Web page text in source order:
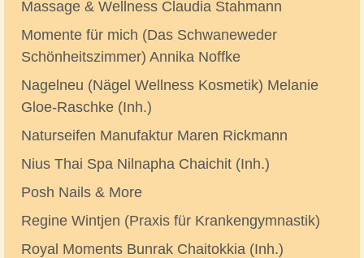
Massage & Wellness Claudia Stahmann
Momente für mich (Das Schwaneweder
Schönheitszimmer) Annika Noffke
Nagelneu (Nägel Wellness Kosmetik) Melanie
Gloe-Raschke (Inh.)
Naturseifen Manufaktur Maren Rickmann
Nius Thai Spa Nilnapha Chaichit (Inh.)
Posh Nails & More
Regine Wintjen (Praxis für Krankengymnastik)
Royal Moments Bunrak Chaitokkia (Inh.)